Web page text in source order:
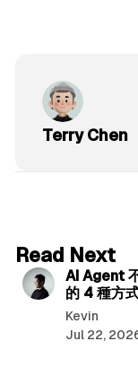
Terry Chen
Read Next
AI Agent
的 4 種方
Kevin
Jul 22,